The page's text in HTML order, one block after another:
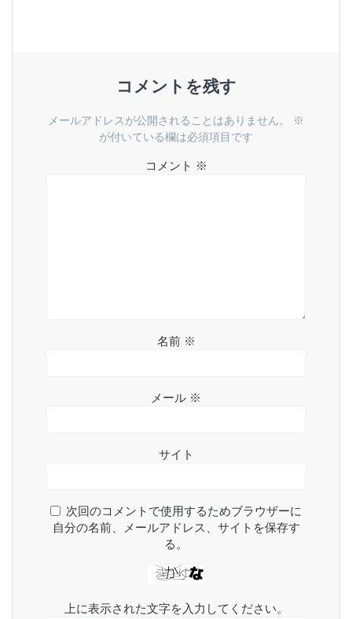
コメントを残す
メールアドレスが公開されることはありません。
※
が付いている欄は必須項目です
コメント ※
名前 ※
メール ※
サイト
次回のコメントで使用するためブラウザーに
自分の名前、メールアドレス、サイトを保存す
る。
上に表示された文字を入力してください。